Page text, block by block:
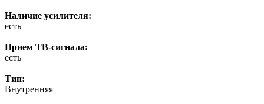
Наличие усилителя:
есть
Прием ТВ-сигнала:
есть
Тип:
Внутренняя